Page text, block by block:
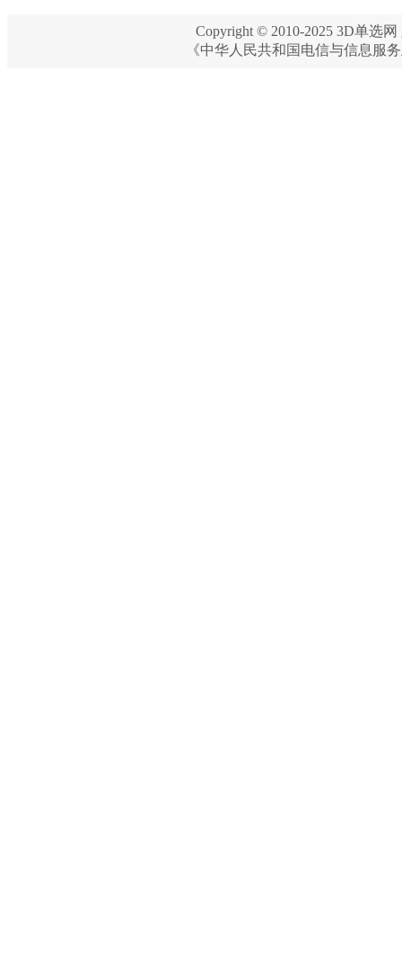
Copyright © 2010-2025 3D单选网
《中华人民共和国电信与信息服